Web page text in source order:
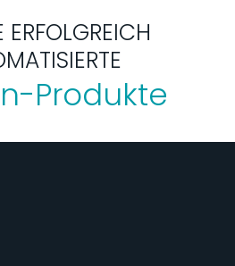
ERFOLGREICH
Produkte